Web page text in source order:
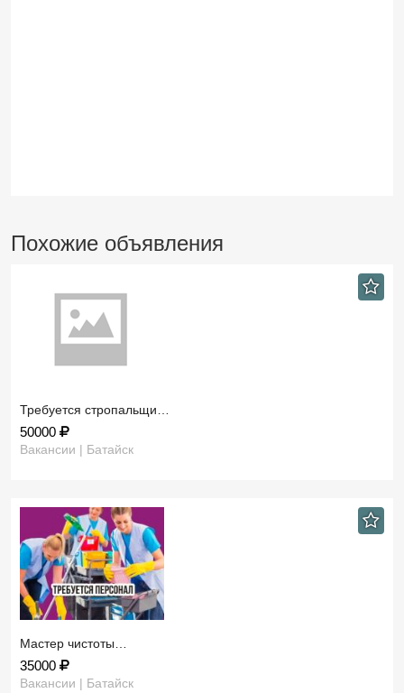
Похожие объявления
Требуется стропальщи…
50000
Вакансии | Батайск
Мастер чистоты…
35000
Вакансии | Батайск